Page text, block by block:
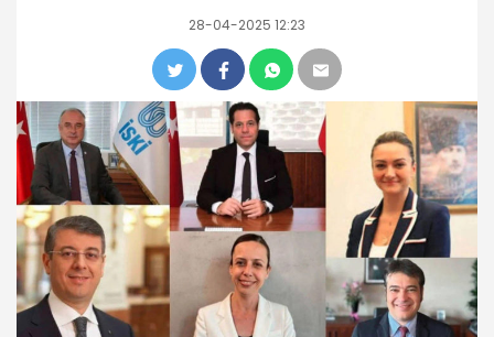
28-04-2025 12:23